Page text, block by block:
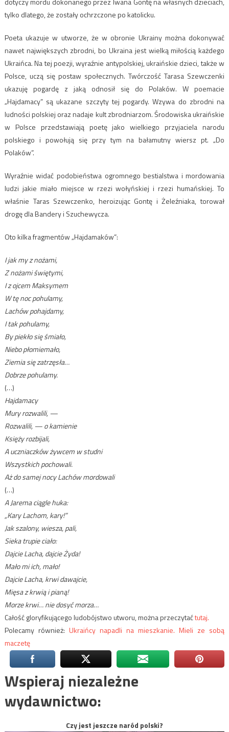
tylko dlatego, że zostały ochrzczone po katolicku.
Poeta ukazuje w utworze, że w obronie Ukrainy można dokonywać
nawet największych zbrodni, bo Ukraina jest wielką miłością każdego
Ukraińca. Na tej poezji, wyraźnie antypolskiej, ukraińskie dzieci, także w
Polsce, uczą się postaw społecznych. Twórczość Tarasa Szewczenki
ukazuję pogardę z jaką odnosił się do Polaków. W poemacie
„Hajdamacy” są ukazane szczyty tej pogardy. Wzywa do zbrodni na
ludności polskiej oraz nadaje kult zbrodniarzom. Środowiska ukraińskie
w Polsce przedstawiają poetę jako wielkiego przyjaciela narodu
polskiego i powołują się przy tym na bałamutny wiersz pt. „Do
Polaków”.
Wyraźnie widać podobieństwa ogromnego bestialstwa i mordowania
ludzi jakie miało miejsce w rzezi wołyńskiej i rzezi humańskiej. To
właśnie Taras Szewczenko, heroizując Gontę i Żeleźniaka, torował
drogę dla Bandery i Szuchewycza.
Oto kilka fragmentów „Hajdamaków”:
I jak my z nożami,
Z nożami świętymi,
I z ojcem Maksymem
W tę noc pohulamy,
Lachów pohajdamy,
I tak pohulamy,
By piekło się śmiało,
Niebo płomiemało,
Ziemia się zatrzęsła…
Dobrze pohulamy.
(…)
Hajdamacy
Mury rozwalili, —
Rozwalili, — o kamienie
Księży rozbijali,
A uczniaczków żywcem w studni
Wszystkich pochowali.
Aż do samej nocy Lachów mordowali
(…)
A Jarema ciągle huka:
„Kary Lachom, kary!”
Jak szalony, wiesza, pali,
Sieka trupie ciało:
Dajcie Lacha, dajcie Żyda!
Mało mi ich, mało!
Dajcie Lacha, krwi dawajcie,
Mięsa z krwią i pianą!
Morze krwi… nie dosyć morza…
Całość gloryfikującego ludobójstwo utworu, można przeczytaćtutaj.
Polecamy również: Ukraińcy napadli na mieszkanie. Mieli ze sobą
maczetę
Wspieraj niezależne
wydawnictwo:
Czy jest jeszcze naród polski?